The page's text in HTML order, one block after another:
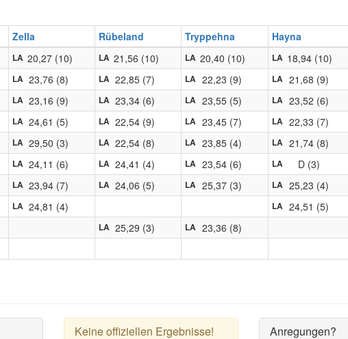
Zella Rübeland Tryppehna Hayna
LA 20,27 (10) LA 21,56 (10) LA 20,40 (10) LA 18,94 (10)
LA 23,76 (8) LA 22,85 (7) LA 22,23 (9) LA 21,68 (9)
LA 23,16 (9) LA 23,34 (6) LA 23,55 (5) LA 23,52 (6)
LA 24,61 (5) LA 22,54 (9) LA 23,45 (7) LA 22,33 (7)
LA 29,50 (3) LA 22,54 (8) LA 23,85 (4) LA 21,74 (8)
LA 24,11 (6) LA 24,41 (4) LA 23,54 (6) LA D (3)
LA 23,94 (7) LA 24,06 (5) LA 25,37 (3) LA 25,23 (4)
LA 24,81 (4) LA 24,51 (5)
LA 25,29 (3) LA 23,36 (8)
Anregungen?
Keine offiziellen Ergebnisse!